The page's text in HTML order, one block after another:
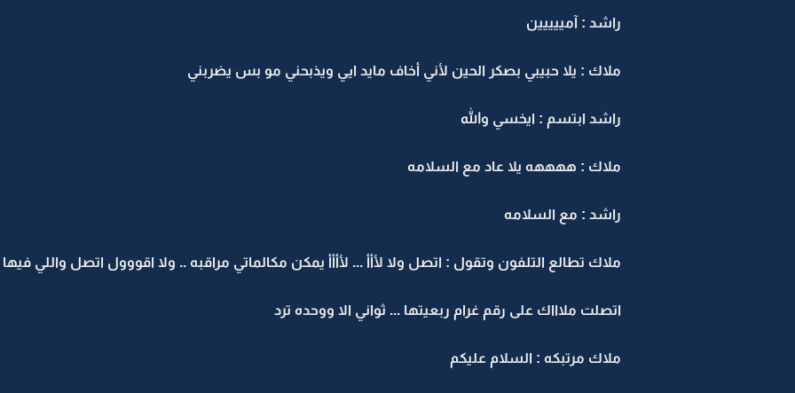
راشد : آمييييين
ملاك : يلا حبيبي بصكر الحين لأني أخاف مايد ايي ويذبحني مو بس يضربني
راشد ابتسم : ايخسي والله
ملاك : ههههه يلا عاد مع السلامه
راشد : مع السلامه
ملاك تطالع التلفون وتقول : اتصل ولا لأأأ ... لأأأأ يمكن مكالماتي مراقبه .. ولا اقووول اتصل واللي
اتصلت ملاااك على رقم غرام ربعيتها ... ثواني الا ووحده ترد
ملاك مرتبكه : السلام عليكم